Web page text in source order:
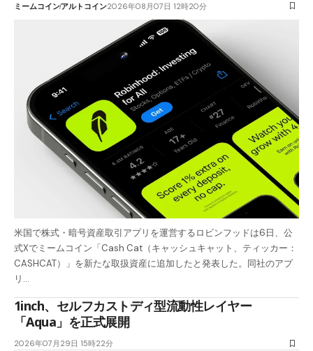
ミームコインアルトコイン2026年08月07日 12時20分
米国で株式・暗号資産取引アプリを運営するロビンフッドは6日、公
式Xでミームコイン「Cash Cat（キャッシュキャット、ティッカー：
CASHCAT）」を新たな取扱資産に追加したと発表した。同社のアプ
リ…
1inch、セルフカストディ型流動性レイヤー
「Aqua」を正式展開
2026年07月29日 15時22分